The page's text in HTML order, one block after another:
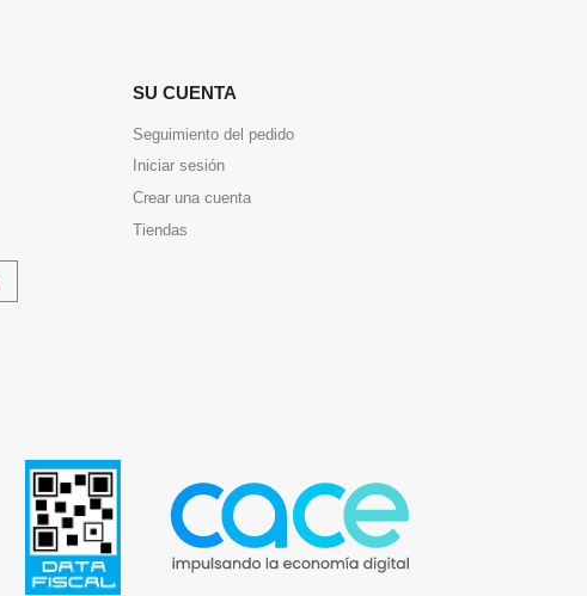
SU CUENTA
Seguimiento del pedido
Iniciar sesión
Crear una cuenta
Tiendas